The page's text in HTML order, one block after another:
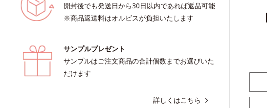
開封後でも発送日から30日以内であれば返品可能
※商品返送料はオルビスが負担いたします
サンプルプレゼント
サンプルはご注文商品の合計個数までお選びいた
だけます
詳しくはこちら